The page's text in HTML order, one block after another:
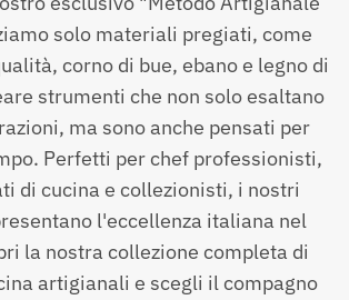
solo materiali pregiati, come
corno di bue, ebano e legno di
strumenti che non solo esaltano
ma sono anche pensati per
Perfetti per chef professionisti,
di cucina e collezionisti, i nostri
l'eccellenza italiana nel
la nostra collezione completa di
artigianali e scegli il compagno